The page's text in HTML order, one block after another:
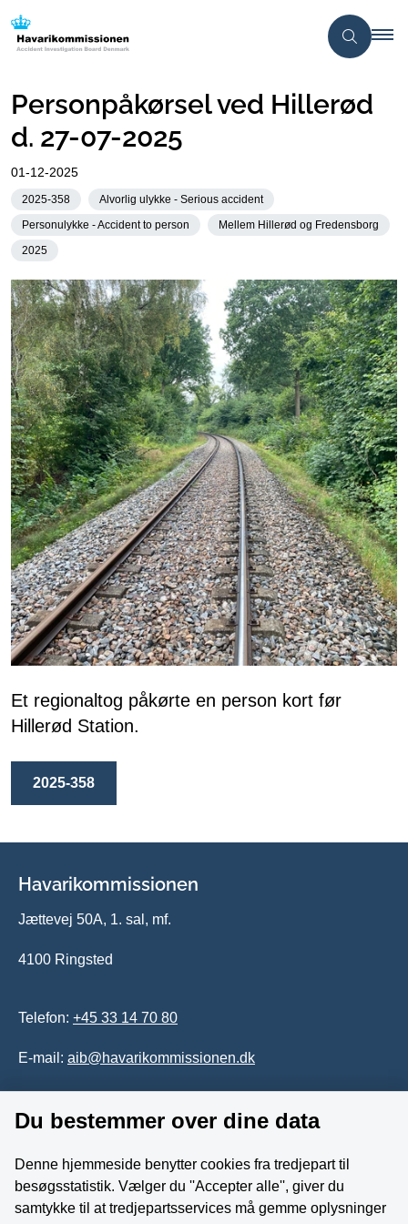
Personpåkørsel ved Hillerød
d. 27-07-2025
01-12-2025
2025-358
Alvorlig ulykke - Serious accident
Personulykke - Accident to person
Mellem Hillerød og Fredensborg
2025
Et regionaltog påkørte en person kort før
Hillerød Station.
2025-358
Havarikommissionen
Jættevej 50A, 1. sal, mf.
4100 Ringsted
Telefon: +45 33 14 70 80
E-mail: aib@havarikommissionen.dk
Tilgængelighedserklæring
Whistleblowerordning
Følg os på YouTube
Du bestemmer over dine data
Denne hjemmeside benytter cookies fra tredjepart til
besøgsstatistik. Vælger du ''Accepter alle'', giver du
samtykke til at tredjepartsservices må gemme oplysninger